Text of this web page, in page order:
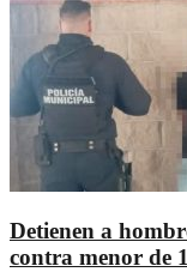
Detienen a
contra menor de